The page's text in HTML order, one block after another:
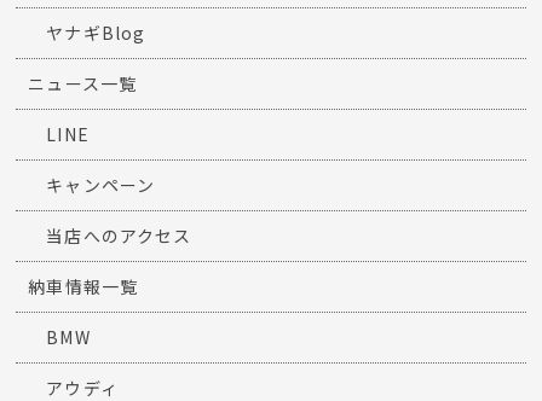
ヤナギBlog
ニュース一覧
LINE
キャンペーン
当店へのアクセス
納車情報一覧
BMW
アウディ